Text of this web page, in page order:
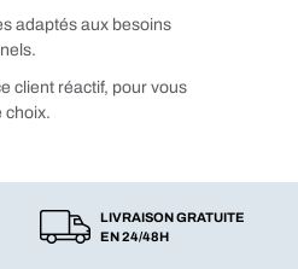
adaptés aux besoins
client réactif, pour vous
choix.
LIVRAISON GRATUITE
EN 24/48H